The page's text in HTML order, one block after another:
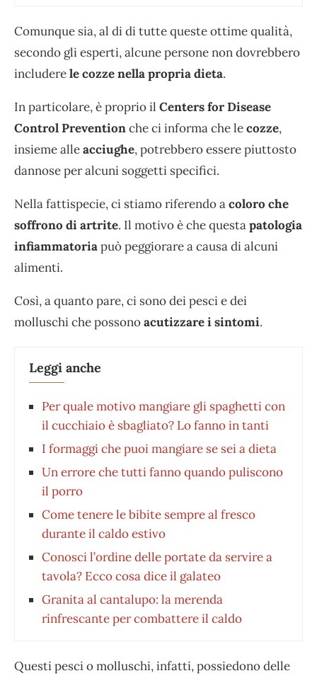
Comunque sia, al di di tutte queste ottime qualità,
secondo gli esperti, alcune persone non dovrebbero
includerele cozze nella propria dieta.
In particolare, è proprio il Centers for Disease
Control Preventionche ci informa che lecozze,
insieme alleacciughe, potrebbero essere piuttosto
dannose per alcuni soggetti specifici.
Nella fattispecie, ci stiamo riferendo acoloro che
soffrono di artrite. Il motivo è che questapatologia
infiammatoriapuò peggiorare a causa di alcuni
alimenti.
Così, a quanto pare, ci sono dei pesci e dei
molluschi che possonoacutizzare i sintomi.
Leggi anche
Per quale motivo mangiare gli spaghetti con
il cucchiaio è sbagliato? Lo fanno in tanti
I formaggi che puoi mangiare se sei a dieta
Un errore che tutti fanno quando puliscono
il porro
Come tenere le bibite sempre al fresco
durante il caldo estivo
Conosci l’ordine delle portate da servire a
tavola? Ecco cosa dice il galateo
Granita al cantalupo: la merenda
rinfrescante per combattere il caldo
Questi pesci o molluschi, infatti, possiedono delle